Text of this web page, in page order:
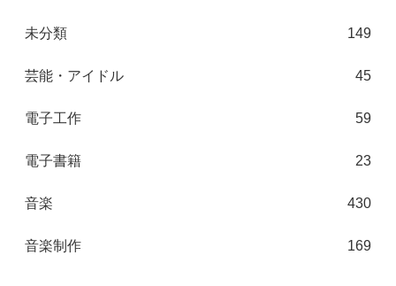
未分類 149
芸能・アイドル 45
電子工作 59
電子書籍 23
音楽 430
音楽制作 169